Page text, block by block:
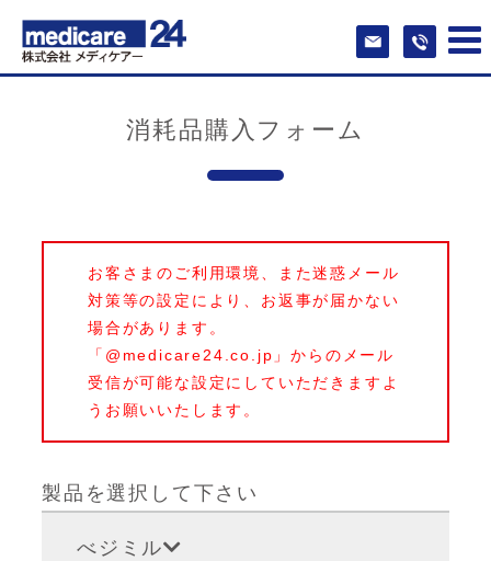
消耗品購入フォーム
お客さまのご利用環境、また迷惑メール
対策等の設定により、お返事が届かない
場合があります。
「@medicare24.co.jp」からのメール
受信が可能な設定にしていただきますよ
うお願いいたします。
製品を選択して下さい
べジミル